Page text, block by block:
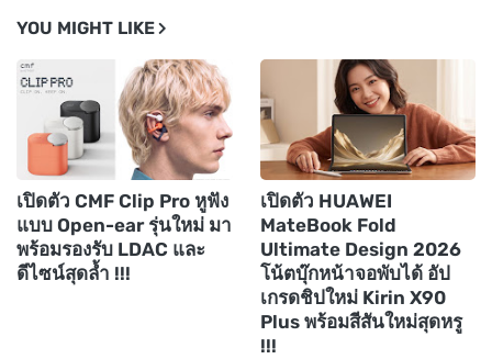
YOU MIGHT LIKE
เปิดตัว CMF Clip Pro หูฟัง
แบบ Open-ear รุ่นใหม่ มา
พร้อมรองรับ LDAC และ
ดีไซน์สุดล้ำ !!!
เปิดตัว HUAWEI
MateBook Fold
Ultimate Design 2026
โน้ตบุ๊กหน้าจอพับได้ อัป
เกรดชิปใหม่ Kirin X90
Plus พร้อมสีสันใหม่สุดหรู
!!!